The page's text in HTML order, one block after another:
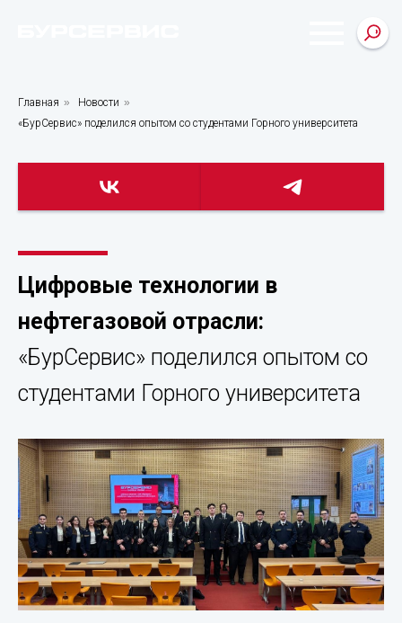
«БурСервис»
поделился
студентами
Главная » Новости »
«БурСервис» поделился опытом со студентами Горного университета
технологии
нефтегазовой
отрасли:
«БурСервис»
поделился
опытом
со
студентами
Горного
университета
Цифровые технологии в
нефтегазовой отрасли:
«БурСервис» поделился опытом со
студентами Горного университета